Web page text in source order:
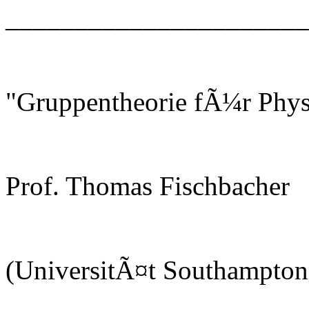
"Gruppentheorie fÃ¼r
Prof. Thomas Fischbacher
(UniversitÃ¤t